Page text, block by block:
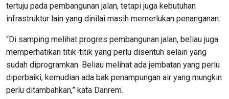
tertuju pada pembangunan jalan, tetapi juga kebutuhan
infrastruktur lain yang dinilai masih memerlukan penanganan.
“Di samping melihat progres pembangunan jalan, beliau juga
memperhatikan titik-titik yang perlu disentuh selain yang
sudah diprogramkan. Beliau melihat ada jembatan yang perlu
diperbaiki, kemudian ada bak penampungan air yang mungkin
perlu ditambahkan,” kata Danrem.